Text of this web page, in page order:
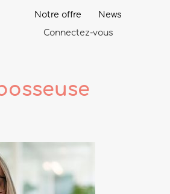
Notre offre
News
Connectez-vous